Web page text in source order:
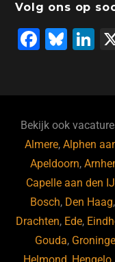
Volg ons op
F
b
o
o
k
Bl
ky
Li
dI
n
Bekijk ook
Almere,Alphen
Apeldoorn,
Capelle aan den
Bosch, Den Haag,
Drachten, Ede,
Gouda,